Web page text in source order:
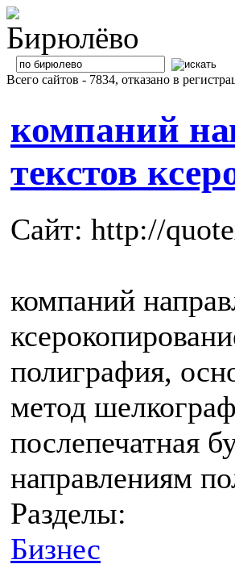
Всего сайтов - 7834, отказано в
компаний
текстов
Сайт: http://
компаний
полиграфия,
метод
послепечатная
направлениям
Разделы:
Бизнес